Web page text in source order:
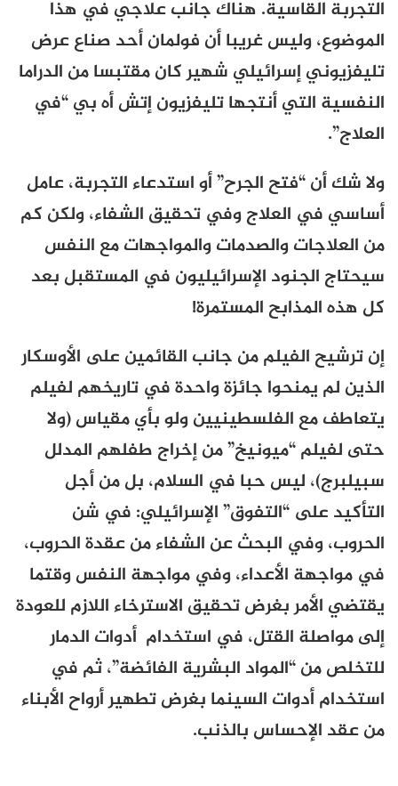
التجربة القاسية. هناك جانب علاجي في هذا
الموضوع، وليس غريبا أن فولمان أحد صناع عرض
تليفزيوني إسرائيلي شهير كان مقتبسا من الدراما
النفسية التي أنتجها تليفزيون إتش أه بي “في
العلاج”.
ولا شك أن “فتح الجرح” أو استدعاء التجربة، عامل
أساسي في العلاج وفي تحقيق الشفاء، ولكن كم
من العلاجات والصدمات والمواجهات مع النفس
سيحتاج الجنود الإسرائيليون في المستقبل بعد
كل هذه المذابح المستمرة!
إن ترشيح الفيلم من جانب القائمين على الأوسكار
الذين لم يمنحوا جائزة واحدة في تاريخهم لفيلم
يتعاطف مع الفلسطينيين ولو بأي مقياس (ولا
حتى لفيلم “ميونيخ” من إخراج طفلهم المدلل
سبيلبرج)، ليس حبا في السلام، بل من أجل
التأكيد على “التفوق” الإسرائيلي: في شن
الحروب، وفي البحث عن الشفاء من عقدة الحروب،
في مواجهة الأعداء، وفي مواجهة النفس وقتما
يقتضي الأمر بغرض تحقيق الاسترخاء اللازم للعودة
إلى مواصلة القتل، في استخدام أدوات الدمار
للتخلص من “المواد البشرية الفائضة”، ثم في
استخدام أدوات السينما بغرض تطهير أرواح الأبناء
من عقد الإحساس بالذنب.